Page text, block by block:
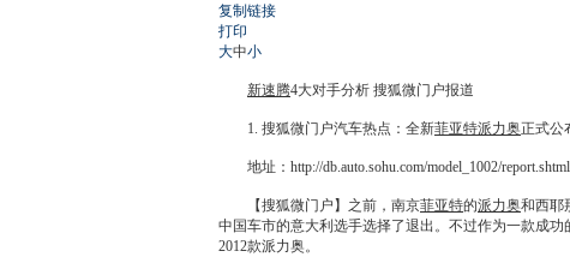
复制链接
打印
大中小
新速腾4大对手分析 搜狐微门户报道
1. 搜狐微门户汽车热点：全新菲亚特派力奥正式公
地址：http://db.auto.sohu.com/model_1002/report.shtml
【搜狐微门户】之前，南京菲亚特的派力奥和西耶
中国车市的意大利选手选择了退出。不过作为一款成功
2012款派力奥。